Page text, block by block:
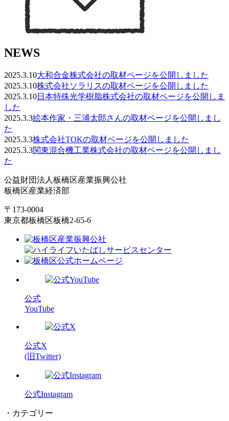
NEWS
2025.3.10大和合金株式会社の取材ページを公開しました
2025.3.10株式会社ソラリスの取材ページを公開しました
2025.3.10日本特殊光学樹脂株式会社の取材ページを公開しま
した
2025.3.3絵本作家・三浦太郎さんの取材ページを公開しまし
た
2025.3.3株式会社TOKの取材ページを公開しました
2025.3.3関東混合機工業株式会社の取材ページを公開しまし
た
公益財団法人板橋区産業振興公社
板橋区産業経済部
〒173-0004
東京都板橋区板橋2-65-6
公式
YouTube
公式X
(旧Twitter)
公式Instagram
・カテゴリー